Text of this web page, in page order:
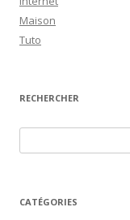
Maison
Tuto
RECHERCHER
e
h
CATÉGORIES